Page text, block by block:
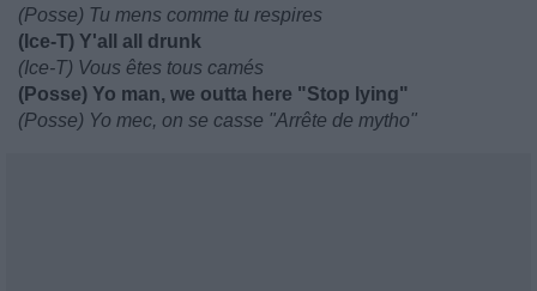
(Posse) Tu mens comme tu respires
(Ice-T) Y'all all drunk
(Ice-T) Vous êtes tous camés
(Posse) Yo man, we outta here "Stop lying"
(Posse) Yo mec, on se casse "Arrête de mytho"